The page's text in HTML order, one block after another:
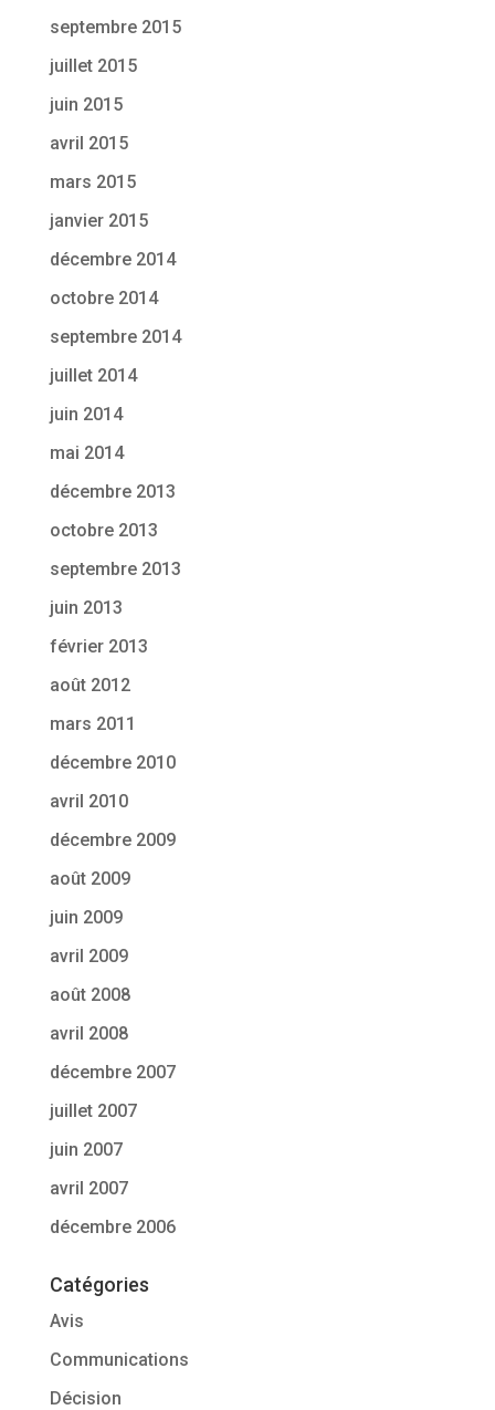
septembre 2015
juillet 2015
juin 2015
avril 2015
mars 2015
janvier 2015
décembre 2014
octobre 2014
septembre 2014
juillet 2014
juin 2014
mai 2014
décembre 2013
octobre 2013
septembre 2013
juin 2013
février 2013
août 2012
mars 2011
décembre 2010
avril 2010
décembre 2009
août 2009
juin 2009
avril 2009
août 2008
avril 2008
décembre 2007
juillet 2007
juin 2007
avril 2007
décembre 2006
Catégories
Avis
Communications
Décision